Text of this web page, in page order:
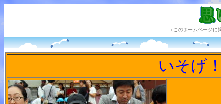
（このホームページ
いそげ